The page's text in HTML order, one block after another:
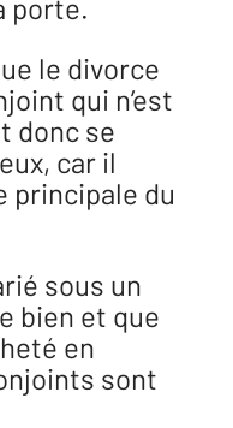
porte.
le divorce
qui n’est
donc se
car il
principale du
sous un
bien et que
en
sont